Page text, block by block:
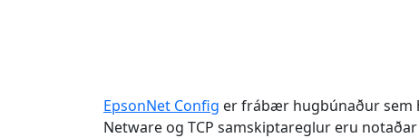
EpsonNet Config er frábær hugbúnaður sem
Netware og TCP samskiptareglur eru